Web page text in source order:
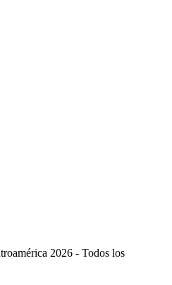
2026 - Todos los